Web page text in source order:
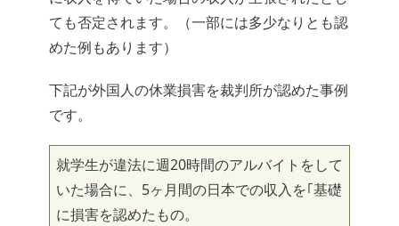
ても否定されます。（一部には多少なりとも認
めた例もあります）
下記が外国人の休業損害を裁判所が認めた事例
です。
就学生が違法に週20時間のアルバイトをして
いた場合に、5ヶ月間の日本での収入を｢基礎
に損害を認めたもの。